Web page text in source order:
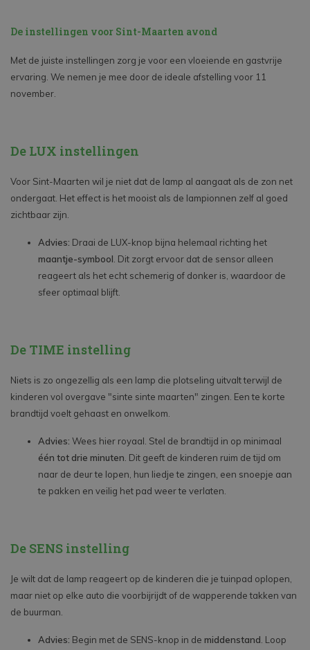
De instellingen voor Sint-Maarten avond
Met de juiste instellingen zorg je voor een vloeiende en gastvrije
ervaring. We nemen je mee door de ideale afstelling voor 11
november.
De LUX instellingen
Voor Sint-Maarten wil je niet dat de lamp al aangaat als de zon net
ondergaat. Het effect is het mooist als de lampionnen zelf al goed
zichtbaar zijn.
Advies: Draai de LUX-knop bijna helemaal richting het
maantje-symbool . Dit zorgt ervoor dat de sensor alleen
reageert als het echt schemerig of donker is, waardoor de
sfeer optimaal blijft.
De TIME instelling
Niets is zo ongezellig als een lamp die plotseling uitvalt terwijl de
kinderen vol overgave "sinte sinte maarten" zingen. Een te korte
brandtijd voelt gehaast en onwelkom.
Advies: Wees hier royaal. Stel de brandtijd in op minimaal
één tot drie minuten . Dit geeft de kinderen ruim de tijd om
naar de deur te lopen, hun liedje te zingen, een snoepje aan
te pakken en veilig het pad weer te verlaten.
De SENS instelling
Je wilt dat de lamp reageert op de kinderen die je tuinpad oplopen,
maar niet op elke auto die voorbijrijdt of de wapperende takken van
de buurman.
Advies: Begin met de SENS-knop in de middenstand . Loop